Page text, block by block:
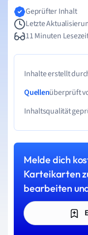
Geprüfter Inhalt
Letzte
11 Minuten
Inhalte erstellt
Quellenüberprüft
Inhaltsqualität
Melde dich
Karteikarten
bearbeiten